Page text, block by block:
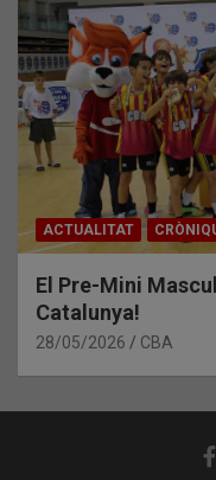
ACTUALITAT
El Pre-Mini
Catalunya!
28/05/2026 CBA